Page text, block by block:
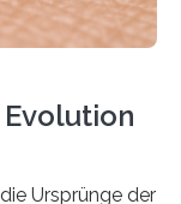
Ursprünge der